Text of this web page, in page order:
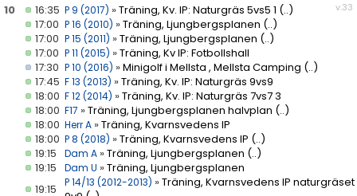
v.33
10 16:35 P 9 (2017) »Träning, Kv. IP: Naturgräs 5vs5 1 (..)
17:00 P 16 (2010) »Träning, Ljungbergsplanen (..)
17:00 P 15 (2011) »Träning, Ljungbergsplanen (..)
17:00 P 11 (2015) »Träning, Kv IP: Fotbollshall
17:30 P 10 (2016) »Minigolf i Mellsta , Mellsta Camping (..)
17:45 F 13 (2013) »Träning, Kv. IP: Naturgräs 9vs9
18:00 F 12 (2014) »Träning, Kv. IP: Naturgräs 7vs7 3
18:00 F17 »Träning, Ljungbergsplanen halvplan (..)
18:00 Herr A »Träning, Kvarnsvedens IP
18:00 P 8 (2018) »Träning, Kvarnsvedens IP (..)
19:15
Dam A »Träning, Ljungbergsplanen (..)
19:15
Dam U »Träning, Ljungbergsplanen
19:15
P 14/13 (2012-2013) »Träning, Kvarnsvedens IP naturgräset